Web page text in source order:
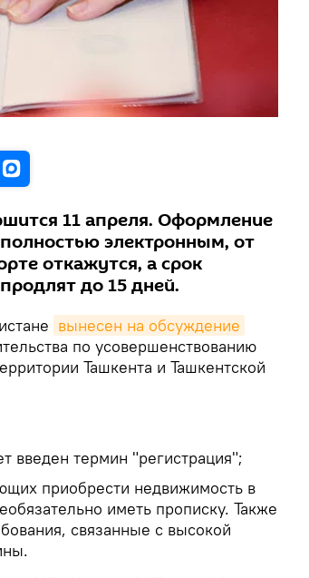
11 апреля. Оформление
электронным, от
откажутся, а срок
до 15 дней.
вынесен на обсуждение
по усовершенствованию
Ташкента и Ташкентской
введен термин "регистрация";
приобрести недвижимость в
иметь прописку. Также
связанные с высокой